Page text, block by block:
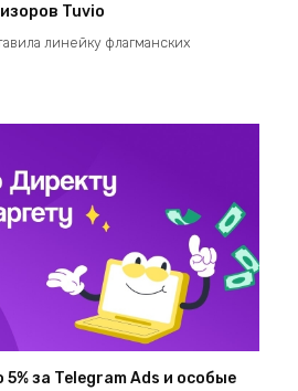
Tuvio
линейку флагманских
за Telegram Ads и особые